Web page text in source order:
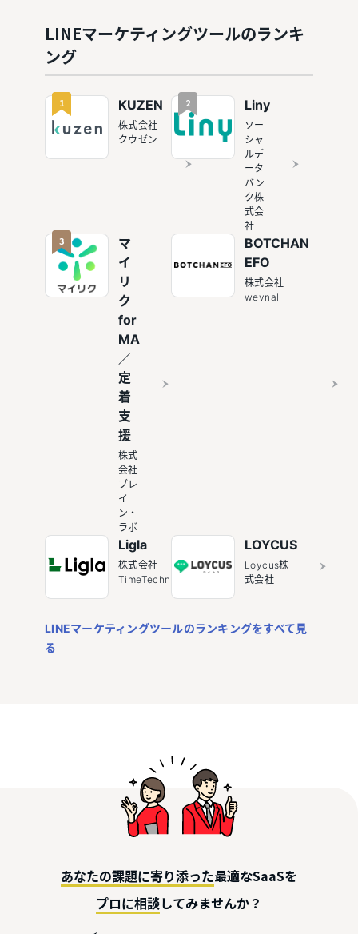
ールを厳
選して紹
トと業界
別の活用
LINEマーケティングツールのランキ
ング
1 KUZEN
株式会社
クウゼン
2 Liny
ソー
シャ
ルデ
ータ
バン
ク株
式会
社
3
マ
イ
リ
ク
for
MA
／
定
着
支
援
株式
会社
ブレ
イ
ン・
ラボ
BOTCHAN
EFO
株式会社
wevnal
Ligla
株式会社
TimeTechnologies
LOYCUS
Loycus株
式会社
LINEマーケティングツールのランキングをすべて見
る
あなたの課題に寄り添った最適なSaaSを
プロに相談してみませんか？